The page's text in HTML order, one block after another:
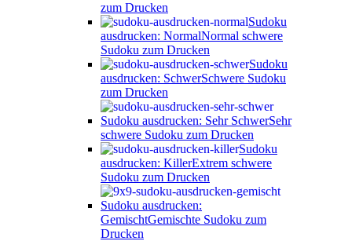
zum Drucken
Sudoku
ausdrucken: NormalNormal schwere
Sudoku zum Drucken
Sudoku
ausdrucken: SchwerSchwere Sudoku
zum Drucken
Sudoku ausdrucken: Sehr SchwerSehr
schwere Sudoku zum Drucken
Sudoku
ausdrucken: KillerExtrem schwere
Sudoku zum Drucken
Sudoku ausdrucken:
GemischtGemischte Sudoku zum
Drucken